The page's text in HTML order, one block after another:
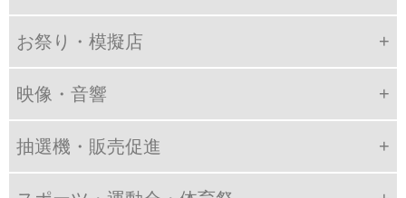
お祭り・模擬店
映像・音響
抽選機・販売促進